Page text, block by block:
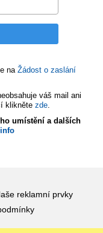
na Žádost o zaslání
váš mail ani
klikněte zde.
umístění a dalších
reklamní prvky